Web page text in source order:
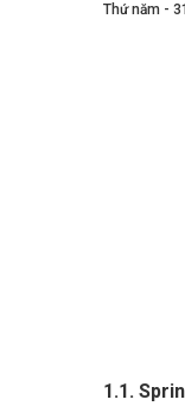
Thứ năm -
1.1.